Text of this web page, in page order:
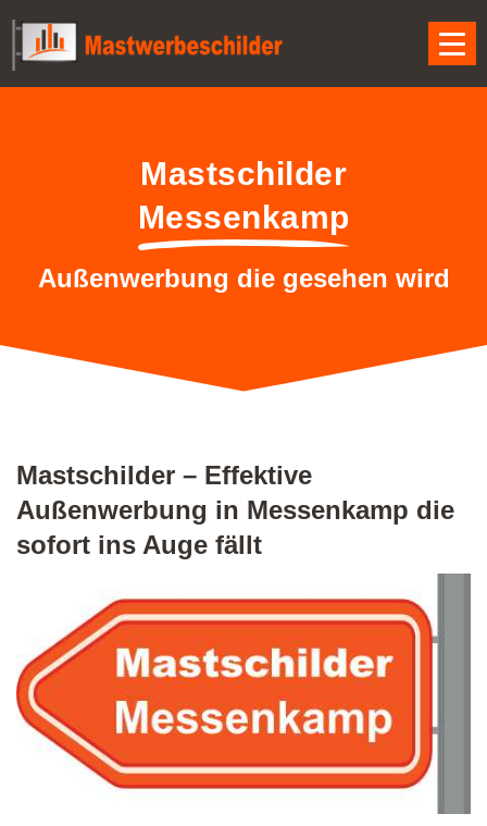
Mastschilder
Messenkamp
Außenwerbung die gesehen wird
Mastschilder – Effektive
Außenwerbung in Messenkamp die
sofort ins Auge fällt